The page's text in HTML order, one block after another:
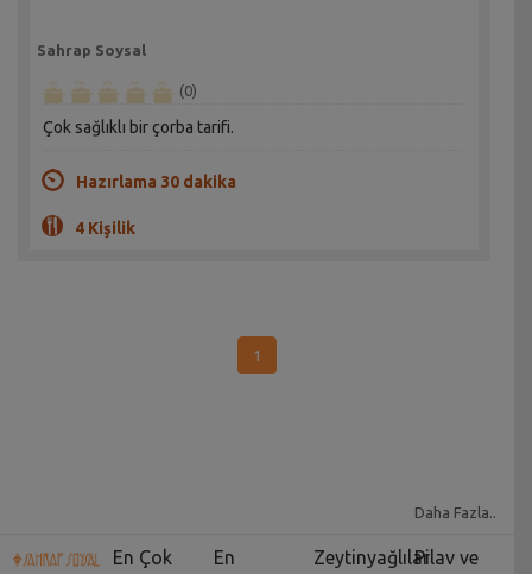
Sahrap Soysal
(0)
Çok sağlıklı bir çorba tarifi.
Hazırlama 30 dakika
4 Kişilik
1
Daha Fazla..
En Çok
En
ZeytinyağlılarPilav ve